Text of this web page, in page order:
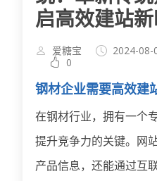
启高效建站新
爱糖宝 2024-08-
0
钢材企业需要高效建
在钢材行业，拥有一个
提升竞争力的关键。网
产品信息，还能通过互